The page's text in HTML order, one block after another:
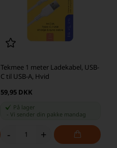
Tekmee 1 meter Ladekabel, USB-
C til USB-A, Hvid
59,95 DKK
På lager
Vi sender din pakke mandag
- +